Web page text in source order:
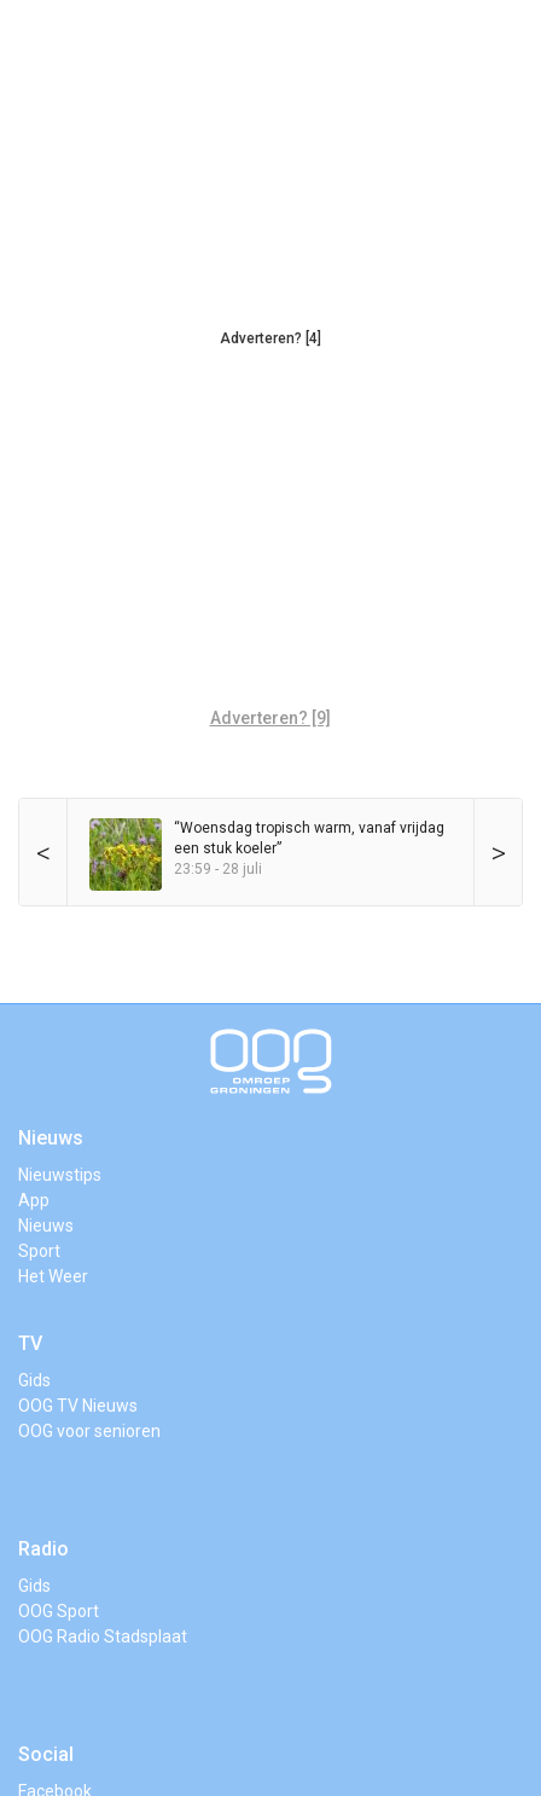
Adverteren? [4]
Adverteren? [9]
< >
“Woensdag tropisch warm, vanaf vrijdag
een stuk koeler”
23:59 - 28 juli
Nieuws
Nieuwstips
App
Nieuws
Sport
Het Weer
TV
Gids
OOG TV Nieuws
OOG voor senioren
Radio
Gids
OOG Sport
OOG Radio Stadsplaat
Social
Facebook